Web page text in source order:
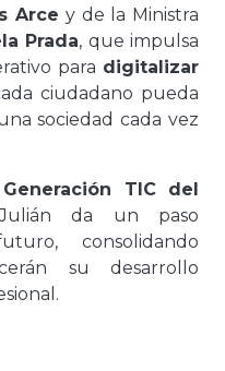
Arce y de la Ministra
Prada, que impulsa
para digitalizar
ciudadano pueda
sociedad cada vez
Generación TIC del
da un paso
consolidando
su desarrollo